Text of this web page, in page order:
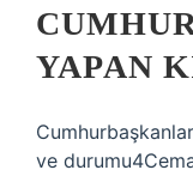
YAPAN
ve